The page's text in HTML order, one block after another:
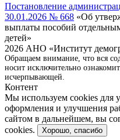
Постановление
30.01.2026 № 668 «Об
выплаты пособий
детей»
2026 АНО «Институт
Обращаем внимание, что вся
носит исключительно
исчерпывающей.
Контент
Мы используем cookies для
оформления и улучшения
сайтом в дальнейшем, вы
cookies.
Хорошо, спасибо